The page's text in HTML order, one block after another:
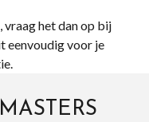
vraag het dan op bij
eenvoudig voor je